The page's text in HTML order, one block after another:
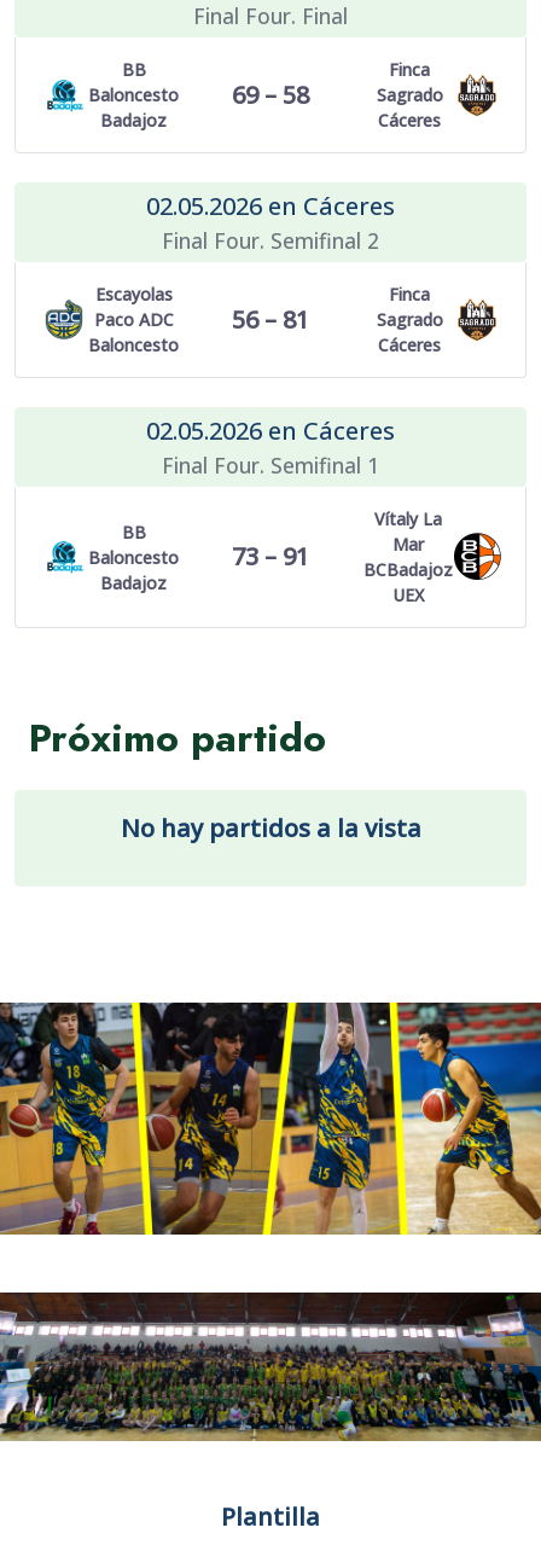
Final Four. Final
BB
Baloncesto
Badajoz
69 – 58
Finca
Sagrado
Cáceres
02.05.2026 en Cáceres
Final Four. Semifinal 2
Escayolas
Paco ADC
Baloncesto
56 – 81
Finca
Sagrado
Cáceres
02.05.2026 en Cáceres
Final Four. Semifinal 1
BB
Baloncesto
Badajoz
73 – 91
Vítaly La
Mar
BCBadajoz
UEX
Próximo partido
No hay partidos a la vista
Plantilla